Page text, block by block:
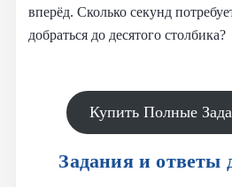
вперёд. Сколько секунд
добраться до десятого столбика?
Купить Полные
Задания и ответы